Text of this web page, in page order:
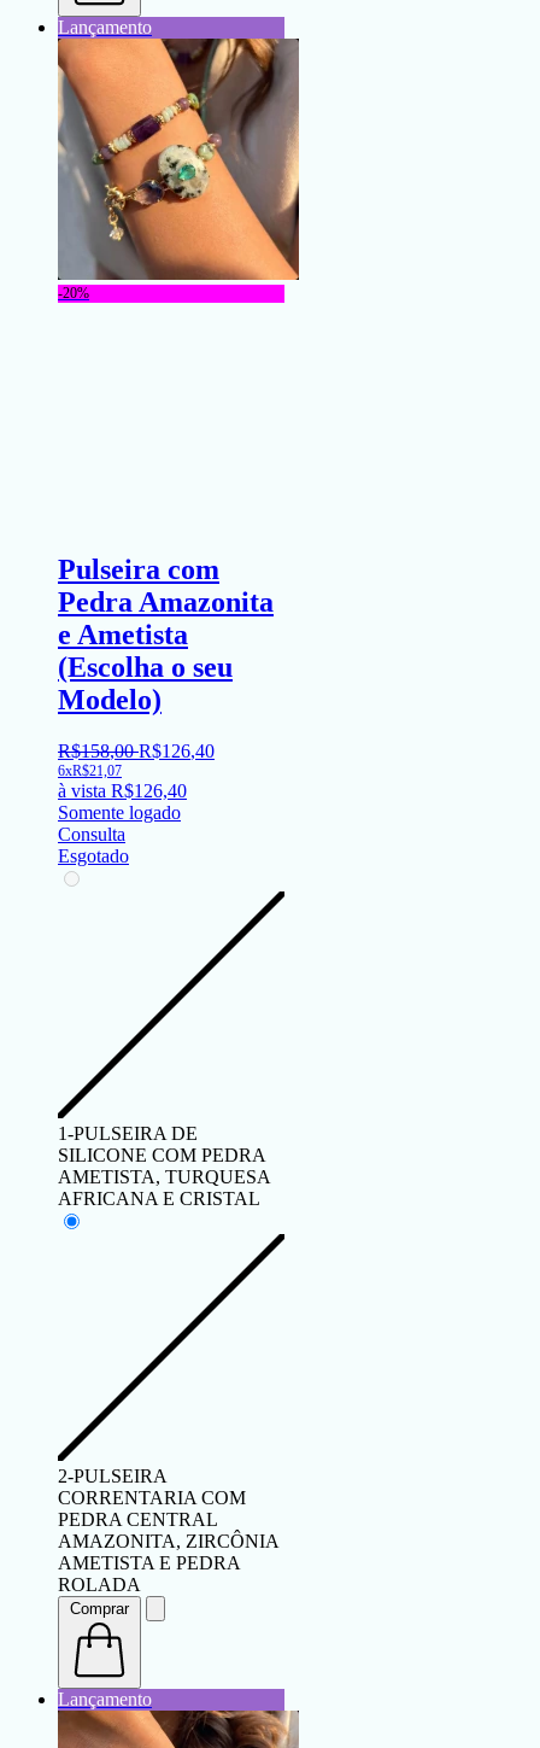
-20%
Pulseira com
Pedra Amazonita
e Ametista
(Escolha o seu
Modelo)
R$158,00 R$126,40
6xR$21,07
à vista R$126,40
Somente logado
Consulta
Esgotado
1-PULSEIRA DE
SILICONE COM PEDRA
AMETISTA, TURQUESA
AFRICANA E CRISTAL
2-PULSEIRA
CORRENTARIA COM
PEDRA CENTRAL
AMAZONITA, ZIRCÔNIA
AMETISTA E PEDRA
ROLADA
Comprar